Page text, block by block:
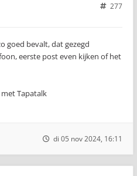
277
goed bevalt, dat gezegd
eerste post even kijken of het
Tapatalk
di 05 nov 2024, 16:11